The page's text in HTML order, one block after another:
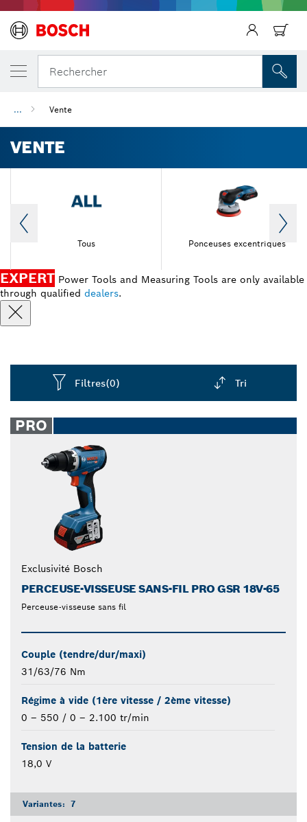
Rechercher
... Vente
VENTE
Tous Ponceuses excentriques
EXPERT Power Tools and Measuring Tools are only available
through qualified dealers.
Filtres(0) Tri
closed
PRO
Exclusivité Bosch
PERCEUSE-VISSEUSE SANS-FIL PRO GSR 18V-65
Perceuse-visseuse sans fil
Couple (tendre/dur/maxi)
31/63/76 Nm
Régime à vide (1ère vitesse / 2ème vitesse)
0 – 550 / 0 – 2.100 tr/min
Tension de la batterie
18,0 V
Variantes: 7